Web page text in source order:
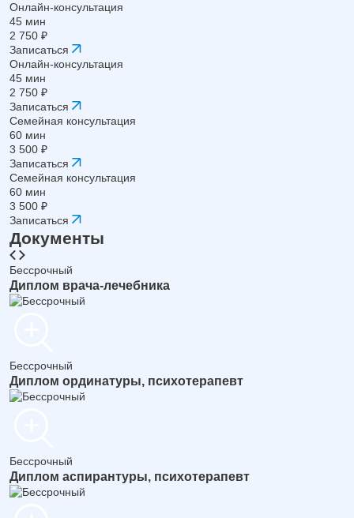
Онлайн-консультация
45 мин
2 750 ₽
Записаться
Онлайн-консультация
45 мин
2 750 ₽
Записаться
Семейная консультация
60 мин
3 500 ₽
Записаться
Семейная консультация
60 мин
3 500 ₽
Записаться
Документы
Бессрочный
Диплом врача-лечебника
Бессрочный
Диплом ординатуры, психотерапевт
Бессрочный
Диплом аспирантуры, психотерапевт